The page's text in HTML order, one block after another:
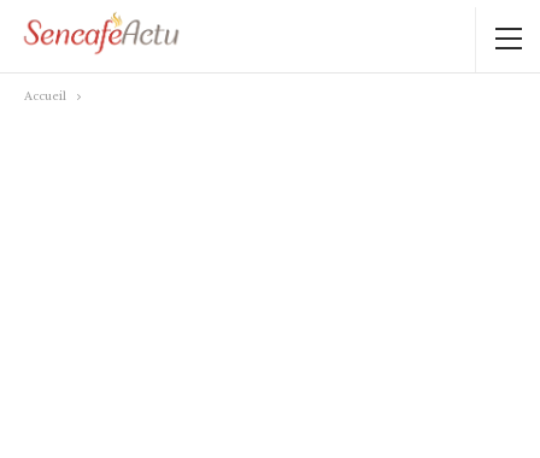
Accueil